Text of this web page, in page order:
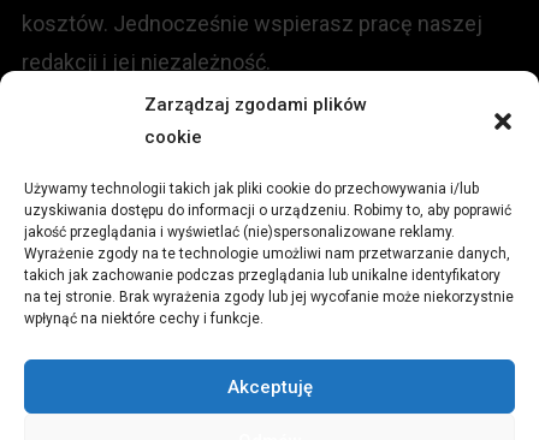
Zarządzaj zgodami plików
cookie
Używamy technologii takich jak pliki cookie do przechowywania i/lub
uzyskiwania dostępu do informacji o urządzeniu. Robimy to, aby poprawić
jakość przeglądania i wyświetlać (nie)spersonalizowane reklamy.
Wyrażenie zgody na te technologie umożliwi nam przetwarzanie danych,
takich jak zachowanie podczas przeglądania lub unikalne identyfikatory
na tej stronie. Brak wyrażenia zgody lub jej wycofanie może niekorzystnie
wpłynąć na niektóre cechy i funkcje.
Akceptuję
kosztów. Jednocześnie wspierasz pracę naszej
redakcji i jej niezależność.
Redakcja portalu:
ul.Stara 13, 42-600 Tarnowskie Góry
TEL:+48 509 547 822
redakcja@czytamiwiem.pl